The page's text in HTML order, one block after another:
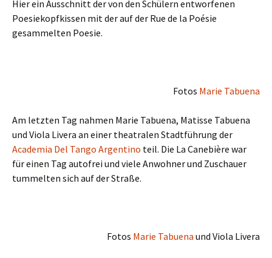
Hier ein Ausschnitt der von den Schülern entworfenen
Poesiekopfkissen mit der auf der Rue de la Poésie
gesammelten Poesie.
Fotos Marie Tabuena
Am letzten Tag nahmen Marie Tabuena, Matisse Tabuena
und Viola Livera an einer theatralen Stadtführung der
Academia Del Tango Argentino teil. Die La Canebière war
für einen Tag autofrei und viele Anwohner und Zuschauer
tummelten sich auf der Straße.
Fotos Marie Tabuena und Viola Livera